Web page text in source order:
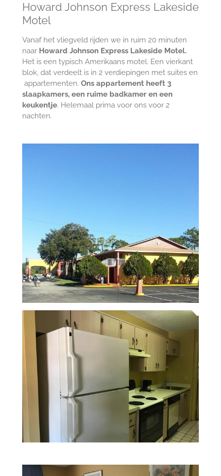
Howard Johnson Express Lakeside
Motel
Vanaf het vliegveld rijden we in ruim 20 minuten
naar Howard Johnson Express Lakeside Motel.
Het is een typisch Amerikaans motel. Een vierkant
blok, dat verdeelt is in 2 verdiepingen met suites en
appartementen. Ons appartement heeft 3
slaapkamers, een ruime badkamer en een
keukentje. Helemaal prima voor ons voor 2
nachten.